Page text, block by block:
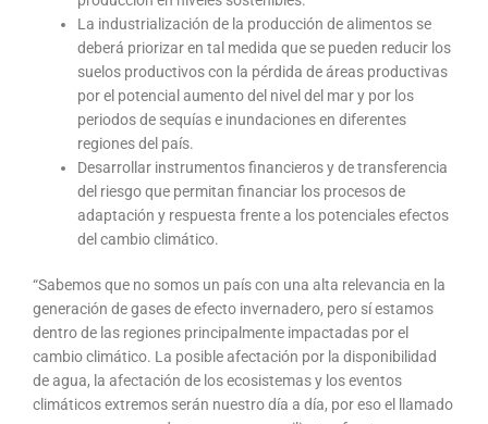
La industrialización de la producción de alimentos se
deberá priorizar en tal medida que se pueden reducir los
suelos productivos con la pérdida de áreas productivas
por el potencial aumento del nivel del mar y por los
periodos de sequías e inundaciones en diferentes
regiones del país.
Desarrollar instrumentos financieros y de transferencia
del riesgo que permitan financiar los procesos de
adaptación y respuesta frente a los potenciales efectos
del cambio climático.
“Sabemos que no somos un país con una alta relevancia en la
generación de gases de efecto invernadero, pero sí estamos
dentro de las regiones principalmente impactadas por el
cambio climático. La posible afectación por la disponibilidad
de agua, la afectación de los ecosistemas y los eventos
climáticos extremos serán nuestro día a día, por eso el llamado